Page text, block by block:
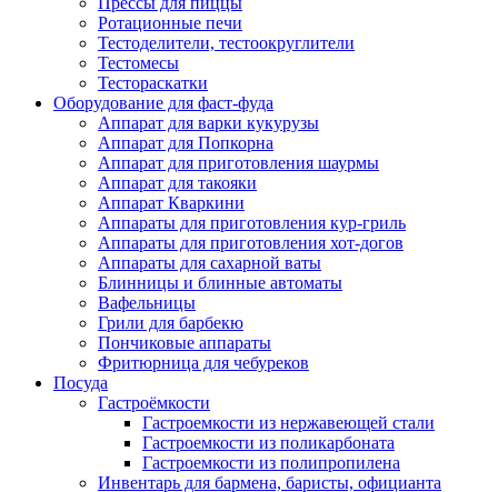
Ротационные печи
Тестоделители, тестоокруглители
Тестомесы
Тестораскатки
Оборудование для фаст-фуда
Аппарат для варки кукурузы
Аппарат для Попкорна
Аппарат для приготовления шаурмы
Аппарат для такояки
Аппарат Кваркини
Аппараты для приготовления кур-гриль
Аппараты для приготовления хот-догов
Аппараты для сахарной ваты
Блинницы и блинные автоматы
Вафельницы
Грили для барбекю
Пончиковые аппараты
Фритюрница для чебуреков
Посуда
Гастроёмкости
Гастроемкости из нержавеющей стали
Гастроемкости из поликарбоната
Гастроемкости из полипропилена
Инвентарь для бармена, баристы, официанта